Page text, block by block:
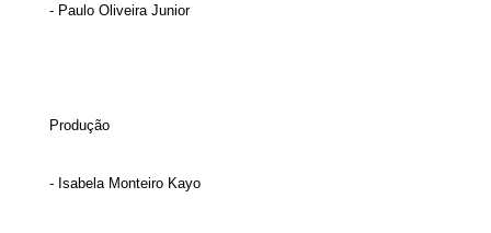
- Paulo Oliveira Junior
Produção
- Isabela Monteiro Kayo